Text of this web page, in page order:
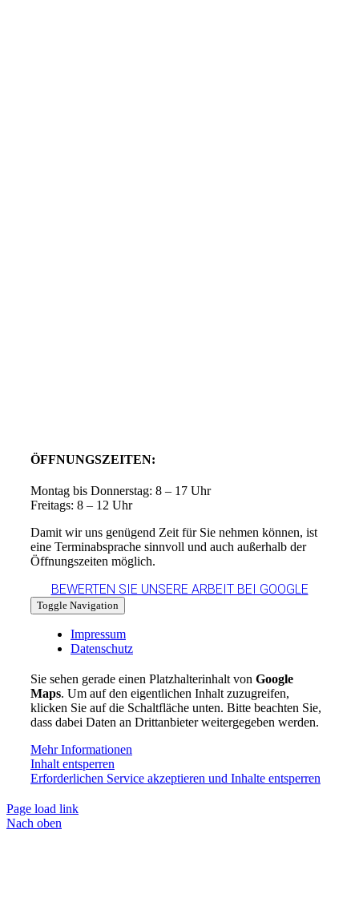
ÖFFNUNGSZEITEN:
Montag bis Donnerstag: 8 – 17 Uhr
Freitags: 8 – 12 Uhr
Damit wir uns genügend Zeit für Sie nehmen können, ist
eine Terminabsprache sinnvoll und auch außerhalb der
Öffnungszeiten möglich.
BEWERTEN SIE UNSERE ARBEIT BEI GOOGLE
Toggle Navigation
Impressum
Datenschutz
Sie sehen gerade einen Platzhalterinhalt von Google
Maps. Um auf den eigentlichen Inhalt zuzugreifen,
klicken Sie auf die Schaltfläche unten. Bitte beachten Sie,
dass dabei Daten an Drittanbieter weitergegeben werden.
Mehr Informationen
Inhalt entsperren
Erforderlichen Service akzeptieren und Inhalte entsperren
Page load link
Nach oben